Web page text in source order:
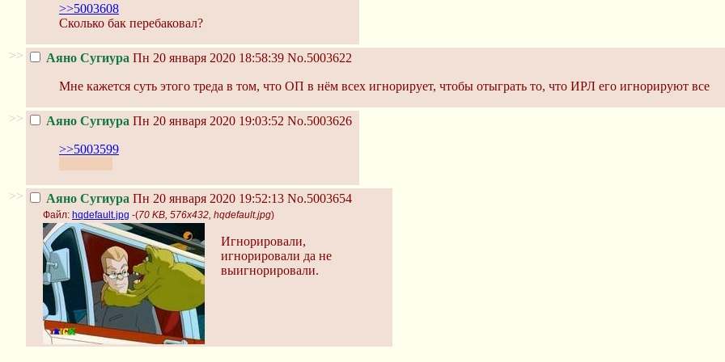
>>5003608
Сколько бак перебаковал?
>> Аяно Сугиура Пн 20 января 2020 18:58:39 No.5003622
Мне кажется суть этого треда в том, что ОП в нём всех игнорирует, чтобы отыграть то, что ИРЛ его игнорируют все
>> Аяно Сугиура Пн 20 января 2020 19:03:52 No.5003626
>>5003599
>> Аяно Сугиура Пн 20 января 2020 19:52:13 No.5003654
Файл: hqdefault.jpg -(70 KB, 576x432, hqdefault.jpg)
Игнорировали,
игнорировали да не
выигнорировали.